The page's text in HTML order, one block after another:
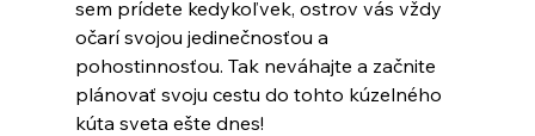
sem prídete kedykoľvek, ostrov vás vždy
očarí svojou jedinečnosťou a
pohostinnosťou. Tak neváhajte a začnite
plánovať svoju cestu do tohto kúzelného
kúta sveta ešte dnes!